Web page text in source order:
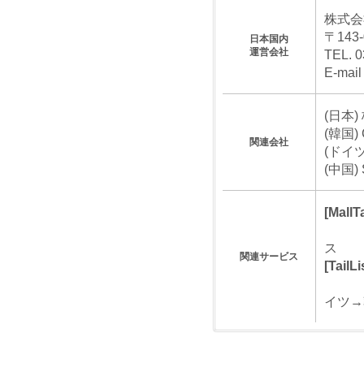
日本国内
運営会社
株式
〒
TEL.
E-
関連会社
(日本)
(韓国)
(ドイ
(中国)
関連サービス
ス
イツ→